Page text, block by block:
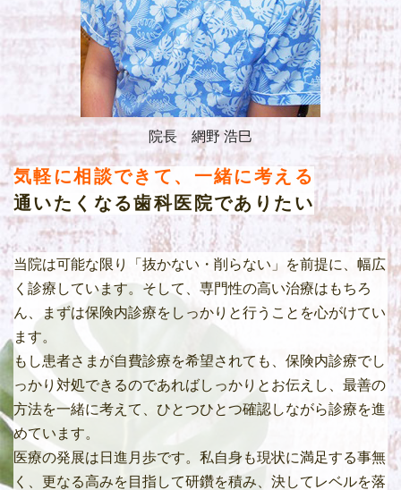
院長 網野 浩巳
気軽に相談できて、一緒に考える
通いたくなる歯科医院でありたい
当院は可能な限り「抜かない・削らない」を前提に、幅広
く診療しています。そして、専門性の高い治療はもちろ
ん、まずは保険内診療をしっかりと行うことを心がけてい
ます。
もし患者さまが自費診療を希望されても、保険内診療でし
っかり対処できるのであればしっかりとお伝えし、最善の
方法を一緒に考えて、ひとつひとつ確認しながら診療を進
めています。
医療の発展は日進月歩です。私自身も現状に満足する事無
く、更なる高みを目指して研鑽を積み、決してレベルを落